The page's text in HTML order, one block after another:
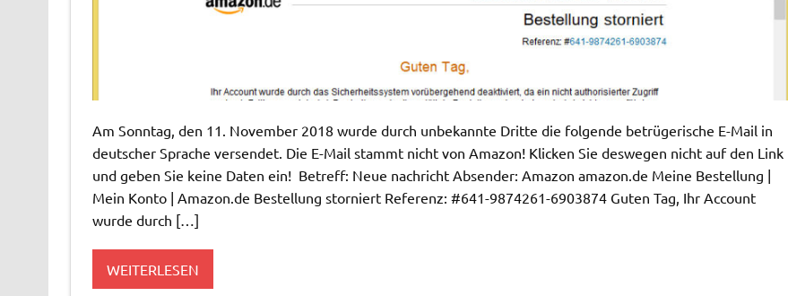
Am Sonntag, den 11. November 2018 wurde durch unbekannte Dritte die folgende betrügerische E-Mail in
deutscher Sprache versendet. Die E-Mail stammt nicht von Amazon! Klicken Sie deswegen nicht auf den Link
und geben Sie keine Daten ein! Betreff: Neue nachricht Absender: Amazon amazon.de Meine Bestellung |
Mein Konto | Amazon.de Bestellung storniert Referenz: #641-9874261-6903874 Guten Tag, Ihr Account
wurde durch […]
WEITERLESEN